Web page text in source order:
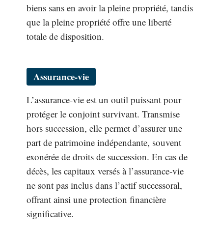
biens sans en avoir la pleine propriété, tandis
que la pleine propriété offre une liberté
totale de disposition.
Assurance-vie
L’assurance-vie est un outil puissant pour
protéger le conjoint survivant. Transmise
hors succession, elle permet d’assurer une
part de patrimoine indépendante, souvent
exonérée de droits de succession. En cas de
décès, les capitaux versés à l’assurance-vie
ne sont pas inclus dans l’actif successoral,
offrant ainsi une protection financière
significative.